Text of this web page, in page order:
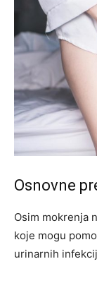
Osnovne
Osim mokrenja
koje mogu
urinarnih